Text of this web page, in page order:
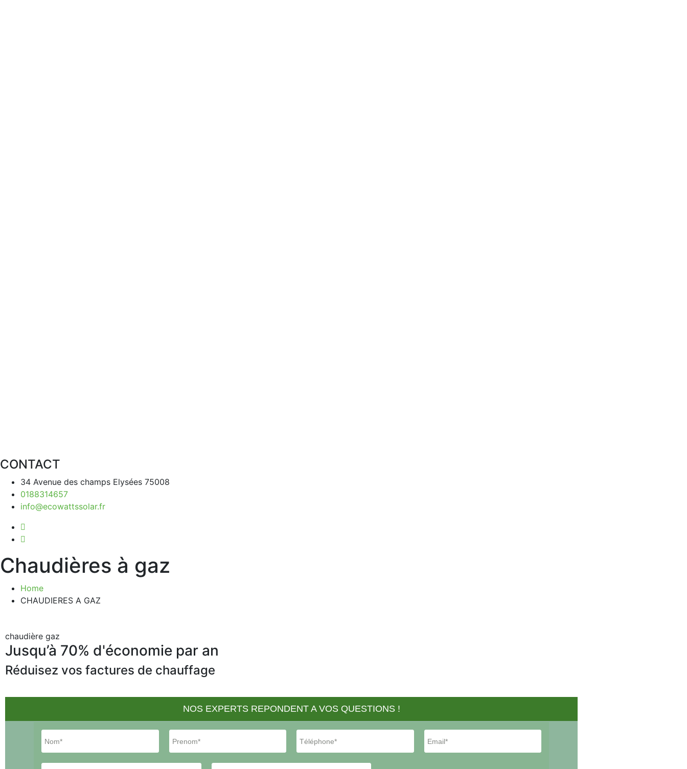
CONTACT
34 Avenue des champs Elysées 75008
0188314657
info@ecowattssolar.fr
Chaudières à gaz
Home
CHAUDIERES A GAZ
chaudière gaz
Jusqu’à 70% d'économie par an
Réduisez vos factures de chauffage
NOS EXPERTS REPONDENT A VOS QUESTIONS !